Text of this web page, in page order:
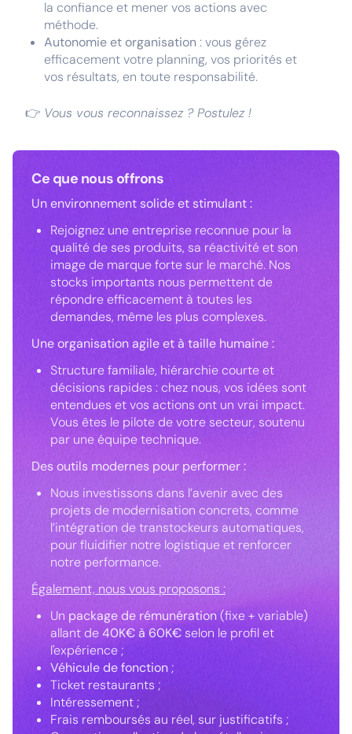
la confiance et mener vos actions avec
méthode.
Autonomie et organisation: vous gérez
efficacement votre planning, vos priorités et
vos résultats, en toute responsabilité.
👉 Vous vous reconnaissez ? Postulez !
Ce que nous offrons
Un environnement solide et stimulant :
Rejoignez une entreprise reconnue pour la
qualité de ses produits, sa réactivité et son
image de marque forte sur le marché. Nos
stocks importants nous permettent de
répondre efficacement à toutes les
demandes, même les plus complexes.
Une organisation agile et à taille humaine :
Structure familiale, hiérarchie courte et
décisions rapides : chez nous, vos idées sont
entendues et vos actions ont un vrai impact.
Vous êtes le pilote de votre secteur, soutenu
par une équipe technique.
Des outils modernes pour performer :
Nous investissons dans l’avenir avec des
projets de modernisation concrets, comme
l’intégration de transtockeurs automatiques,
pour fluidifier notre logistique et renforcer
notre performance.
Également, nous vous proposons :
Un package de rémunération(fixe + variable)
allant de40K€ à 60K€selon le profil et
l'expérience ;
Véhicule de fonction ;
Ticket restaurants ;
Intéressement ;
Frais remboursés au réel, sur justificatifs ;